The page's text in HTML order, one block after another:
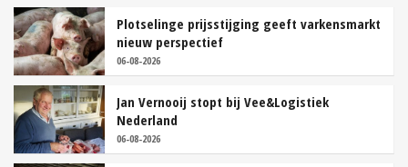
Plotselinge prijsstijging geeft varkensmarkt
nieuw perspectief
06-08-2026
Jan Vernooij stopt bij Vee&Logistiek
Nederland
06-08-2026